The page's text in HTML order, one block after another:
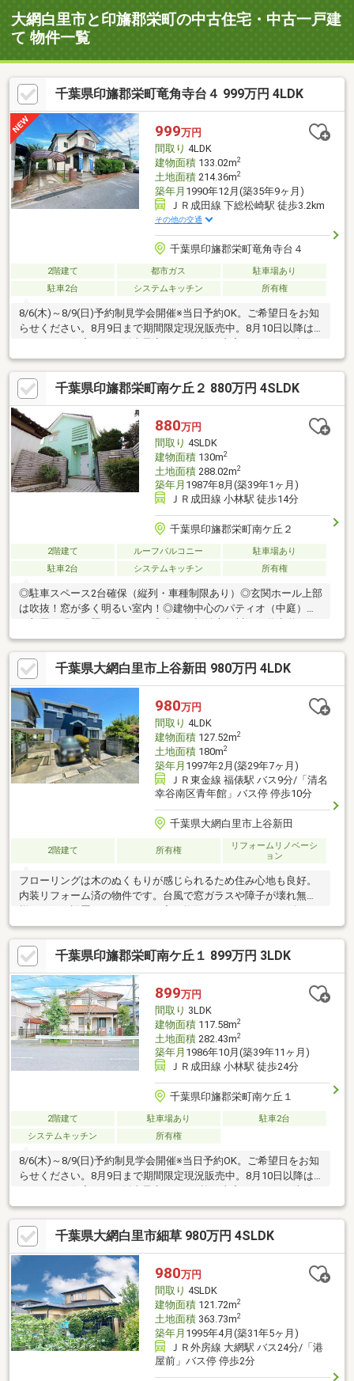
大網白里市と印旛郡栄町の中古住宅・中古一戸建
て 物件一覧
千葉県印旛郡栄町竜角寺台４ 999万円 4LDK
999万円
間取り 4LDK
建物面積133.02m2
土地面積214.36m2
築年月 1990年12月(築35年9ヶ月)
ＪＲ成田線 下総松崎駅 徒歩3.2km
その他の交通
千葉県印旛郡栄町竜角寺台４
2階建て 都市ガス
駐車場あり
駐車2台
システムキッチン 所有権
8/6(木)～8/9(日)予約制見学会開催※当日予約OK。ご希望日をお知
らせください。8月9日まで期間限定現況販売中。8月10日以降は
リフォーム住宅として販売予定です。●施工内容・シロアリ防除
工事●おすすめポイント・本物件は条件により住宅ローン減税が
適用されます。・シロアリ防除工事施工後5年間保証。・お客様に
合わせたローンの組み方や金融機関をご提案。住宅ローンが初め
ての方でもお気軽にご相談ください。
千葉県印旛郡栄町南ケ丘２ 880万円 4SLDK
880万円
間取り 4SLDK
建物面積130m2
土地面積288.02m2
築年月 1987年8月(築39年1ヶ月)
ＪＲ成田線 小林駅 徒歩14分
千葉県印旛郡栄町南ケ丘２
2階建て ルーフバルコニー
駐車場あり
駐車2台
システムキッチン 所有権
◎駐車スペース2台確保（縦列・車種制限あり）◎玄関ホール上部
は吹抜！窓が多く明るい室内！◎建物中心のパティオ（中庭）が
庭から直接遊歩道に出入り可能！□■Life information■□・マルエツ
小林店：徒歩14分(約1100m)・ミニストップ印西小林店：徒歩8分
(約650m)・布鎌小学校：徒歩23分(約1800m)・栄中学校：徒歩60
分(約4800m)□■交通アクセス■□◎JR成田線：「小林」徒歩14分！
閑静な住宅街の立地！物件詳細は担当の「齊藤」までご連絡くだ
さい！
千葉県大網白里市上谷新田 980万円 4LDK
980万円
間取り 4LDK
建物面積127.52m2
土地面積180m2
築年月 1997年2月(築29年7ヶ月)
ＪＲ東金線 福俵駅 バス9分/「清名
幸谷南区青年館」バス停 停歩10分
千葉県大網白里市上谷新田
2階建て 所有権
リフォームリノベーシ
ョン
フローリングは木のぬくもりが感じられるため住み心地も良好。
内装リフォーム済の物件です。台風で窓ガラスや障子が壊れ無い
様に雨戸を設置しました。日が入り換気もできる、ベランダつき
です。浴室に窓があるので通気性ばっちりです。中古の戸建て物
件は幅広い年齢層の方からニーズがあります。127.52㎡の建物面
積でゆったりと暮らすことができる物件です。
千葉県印旛郡栄町南ケ丘１ 899万円 3LDK
899万円
間取り 3LDK
建物面積117.58m2
土地面積282.43m2
築年月 1986年10月(築39年11ヶ月)
ＪＲ成田線 小林駅 徒歩24分
千葉県印旛郡栄町南ケ丘１
2階建て 駐車場あり
駐車2台
システムキッチン
所有権
8/6(木)～8/9(日)予約制見学会開催※当日予約OK。ご希望日をお知
らせください。8月9日まで期間限定現況販売中。8月10日以降は
工事●おすすめポイント・本物件は条件により住宅ローン減税が
適用されます。・シロアリ防除工事施工後5年間保証。・お客様に
合わせたローンの組み方や金融機関をご提案。住宅ローンが初め
ての方でもお気軽にご相談ください。●周辺施設・JR成田線小林
駅まで約1900ｍ（徒歩24分）・バス停 布鎌循環ルート「南ケ丘
１丁目」停留所まで約30ｍ（徒歩1分）
千葉県大網白里市細草 980万円 4SLDK
980万円
間取り 4SLDK
建物面積121.72m2
土地面積363.73m2
築年月 1995年4月(築31年5ヶ月)
ＪＲ外房線 大網駅 バス24分/「港
屋前」バス停 停歩2分